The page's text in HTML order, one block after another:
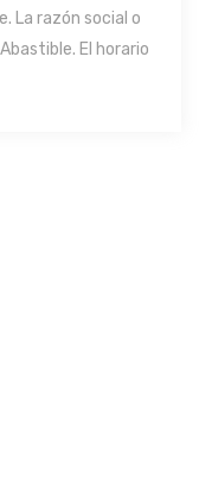
La razón social o
El horario